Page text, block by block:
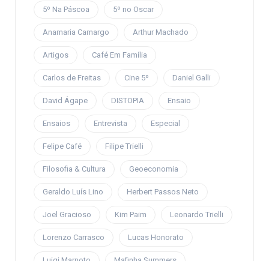
5º Na Páscoa 5º no Oscar
Anamaria Camargo Arthur Machado
Artigos Café Em Família
Carlos de Freitas Cine 5º Daniel Galli
David Ágape DISTOPIA Ensaio
Ensaios Entrevista Especial
Felipe Café Filipe Trielli
Filosofia & Cultura Geoeconomia
Geraldo Luís Lino Herbert Passos Neto
Joel Gracioso Kim Paim Leonardo Trielli
Lorenzo Carrasco Lucas Honorato